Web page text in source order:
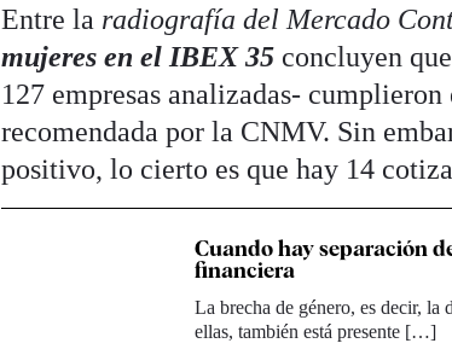
Entre la radiografía del Mercado
mujeres en el IBEX 35 concluyen
127 empresas analizadas-
recomendada por la CNMV. Sin
positivo, lo cierto es que hay 14
Cuando hay separación
financiera
La brecha de género, es decir, la
ellas, también está presente […]